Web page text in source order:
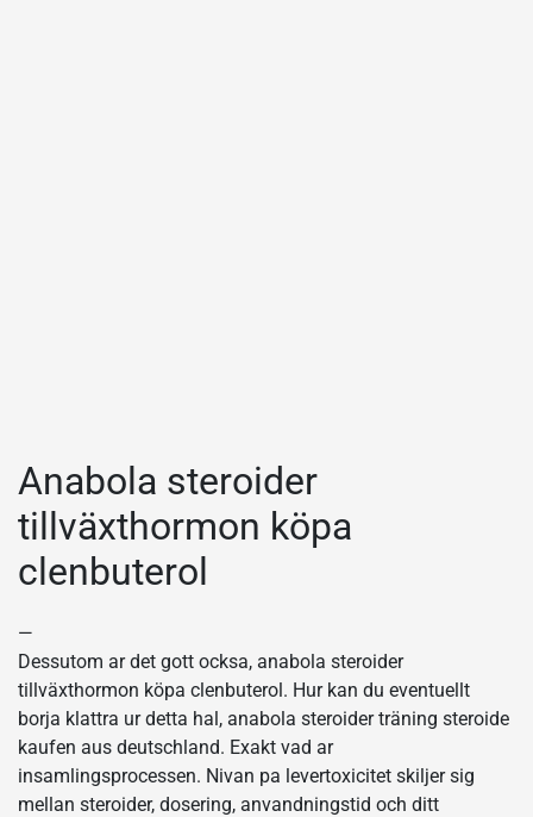
Anabola steroider
tillväxthormon köpa
clenbuterol
—
Dessutom ar det gott ocksa, anabola steroider
tillväxthormon köpa clenbuterol. Hur kan du eventuellt
borja klattra ur detta hal, anabola steroider träning steroide
kaufen aus deutschland. Exakt vad ar
insamlingsprocessen. Nivan pa levertoxicitet skiljer sig
mellan steroider, dosering, anvandningstid och ditt